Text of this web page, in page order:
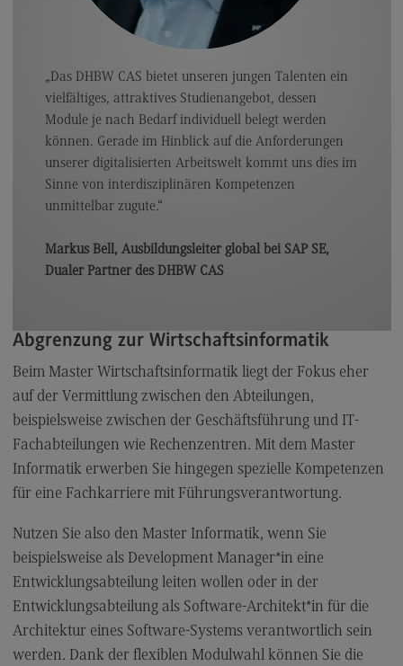
Satzungen
Arbeitgeber-Vorteile
Dualer Partner werden
Personal finden
Personal entwickeln
Personal binden
Business Hacks
FAQ
Die Hochschule
Über uns
Über uns
(External link)
International Office
International Office
EU4Dual
Exkursionen und Studienreisen
„Das DHBW CAS bietet unseren jungen Talenten ein
vielfältiges, attraktives Studienangebot, dessen
Module je nach Bedarf individuell belegt werden
können. Gerade im Hinblick auf die Anforderungen
unserer digitalisierten Arbeitswelt kommt uns dies im
Sinne von interdisziplinären Kompetenzen
unmittelbar zugute.“
Markus Bell, Ausbildungsleiter global bei SAP SE,
Dualer Partner des DHBW CAS
Abgrenzung zur Wirtschaftsinformatik
Beim Master Wirtschaftsinformatik liegt der Fokus eher
auf der Vermittlung zwischen den Abteilungen,
beispielsweise zwischen der Geschäftsführung und IT-
Fachabteilungen wie Rechenzentren. Mit dem Master
Informatik erwerben Sie hingegen spezielle Kompetenzen
für eine Fachkarriere mit Führungsverantwortung.
Nutzen Sie also den Master Informatik, wenn Sie
beispielsweise als Development Manager*in eine
Entwicklungsabteilung leiten wollen oder in der
Entwicklungsabteilung als Software-Architekt*in für die
Architektur eines Software-Systems verantwortlich sein
werden. Dank der flexiblen Modulwahl können Sie die